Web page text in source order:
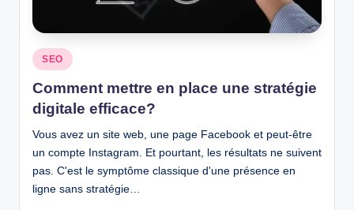
Posted
in
SEO
Comment mettre en place une stratégie
digitale efficace?
Vous avez un site web, une page Facebook et peut-être
un compte Instagram. Et pourtant, les résultats ne suivent
pas. C'est le symptôme classique d'une présence en
ligne sans stratégie…